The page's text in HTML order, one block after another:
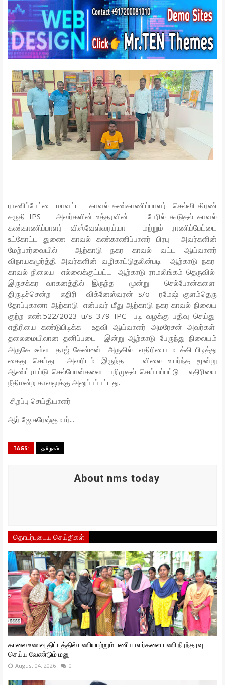
e
o
o
k
t
t
e
r
e
r
e
s
t
t
s
A
p
p
r
e
ராணிப்பேட்டை மாவட்ட காவல் கண்காணிப்பாளர் செல்வி கிரண்
சுருதி IPS அவர்களின் உத்தரவின் பேரில் கூடுதல் காவல்
கண்காணிப்பாளர் விஸ்வேஸ்வரய்யா மற்றும் ராணிப்பேட்டை
உட்கோட்ட துணை காவல் கண்காணிப்பாளர் பிரபு அவர்களின்
மேற்பார்வையில் ஆற்காடு நகர காவல் வட்ட ஆய்வாளர்
விநாயகமூர்த்தி அவர்களின் வழிகாட்டுதலின்படி ஆற்காடு நகர
காவல் நிலைய எல்லைக்குட்பட்ட ஆற்காடு ராமலிங்கம் தெருவில்
இருசக்கர வாகனத்தில் இருந்த மூன்று செல்போன்களை
திருடிச்சென்ற எதிரி விக்னேஸ்வரன் s/o ரமேஷ் குளம்தெரு
தோப்புகானா ஆற்காடு என்பவர் மீது ஆற்காடு நகர காவல் நிலைய
குற்ற எண்.522/2023 u/s 379 IPC படி வழக்கு பதிவு செய்து
எதிரியை கண்டுபிடிக்க உதவி ஆய்வாளர் அமரேசன் அவர்கள்
தலைமையிலான தனிப்படை இன்று ஆற்காடு பேருந்து நிலையம்
அருகே உள்ள தாஜ் கேன்டீன் அருகில் எதிரியை மடக்கி பிடித்து
கைது செய்து அவரிடம் இருந்த விலை உயர்ந்த மூன்று
ஆண்ட்ராய்டு செல்போன்களை பறிமுதல் செய்யப்பட்டு எதிரியை
நீதிமன்ற காவலுக்கு அனுப்பப்பட்டது.
சிறப்பு செய்தியாளர்
ஆர் ஜே.சுரேஷ்குமார்...
TAGS: தமிழகம்
About nms today
தொடர்புடைய செய்திகள்
காலை உணவு திட்டத்தில் பணியாற்றும் பணியாளர்களை பணி நிரந்தரவு
செய்ய வேண்டும் மனு
August 04, 2026 0